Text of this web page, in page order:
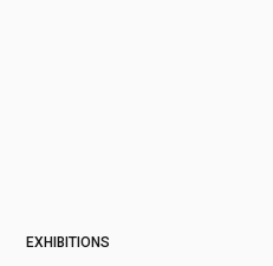
EXHIBITIONS